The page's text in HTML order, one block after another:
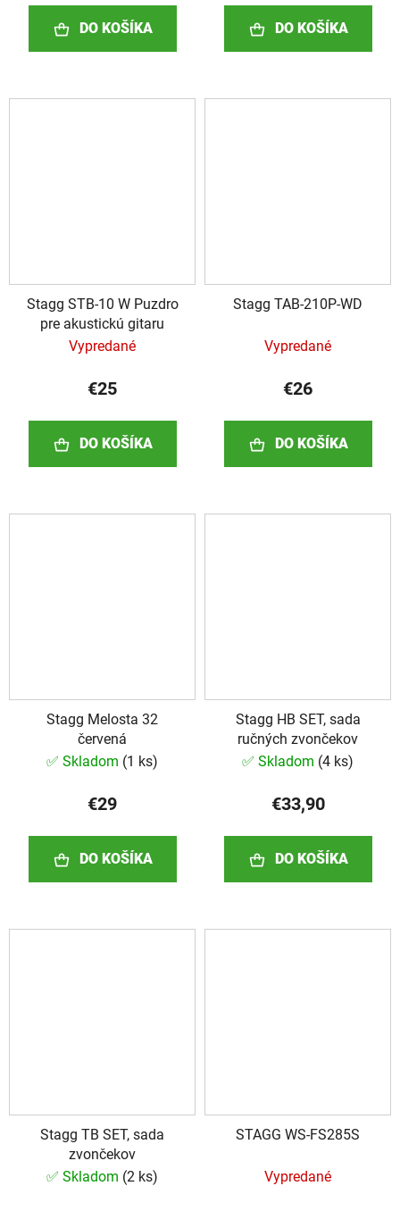
DO KOŠÍKA DO KOŠÍKA
Stagg STB-10 W Puzdro
pre akustickú gitaru
Vypredané
€25
DO KOŠÍKA
Stagg TAB-210P-WD
Vypredané
€26
DO KOŠÍKA
Stagg Melosta 32
červená
✅ Skladom (1 ks)
€29
DO KOŠÍKA
Stagg HB SET, sada
ručných zvončekov
✅ Skladom (4 ks)
€33,90
DO KOŠÍKA
Stagg TB SET, sada
zvončekov
✅ Skladom (2 ks)
STAGG WS-FS285S
Vypredané